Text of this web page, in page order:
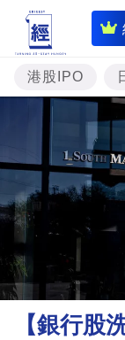
即
時
財
經
題
投
理
財
港股IPO
【銀行股